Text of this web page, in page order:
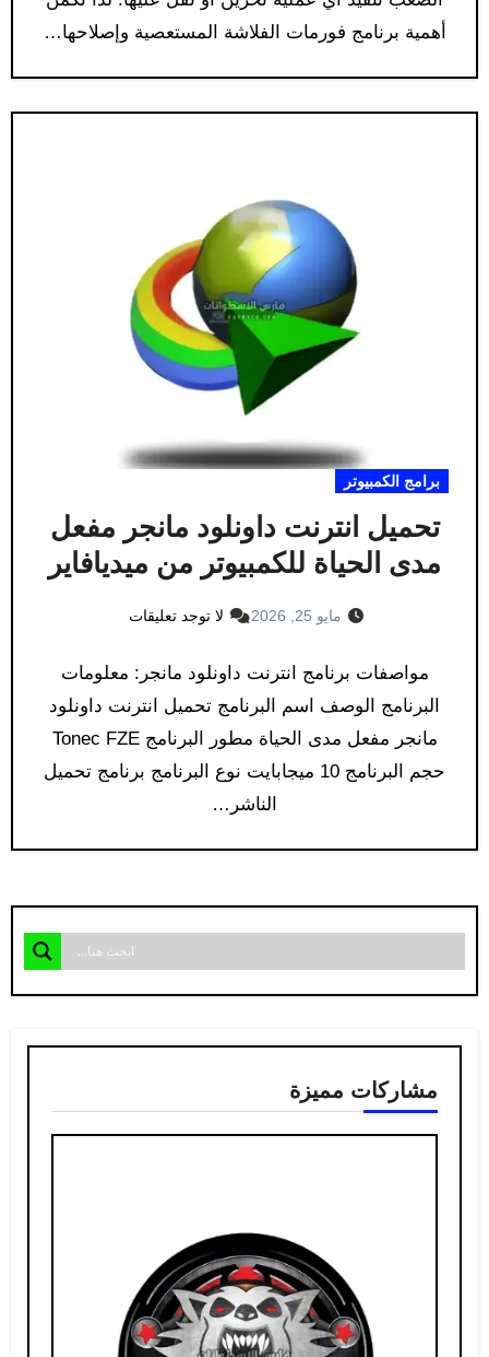
أهمية برنامج فورمات الفلاشة المستعصية وإصلاحها…
برامج الكمبيوتر
تحميل انترنت داونلود مانجر مفعل
مدى الحياة​ للكمبيوتر من ميديافاير
مايو 25, 2026 لا توجد تعليقات
مواصفات برنامج انترنت داونلود مانجر: معلومات
البرنامج الوصف اسم البرنامج تحميل انترنت داونلود
مانجر مفعل مدى الحياة مطور البرنامج Tonec FZE
حجم البرنامج 10 ميجابايت نوع البرنامج برنامج تحميل
الناشر…
مشاركات مميزة